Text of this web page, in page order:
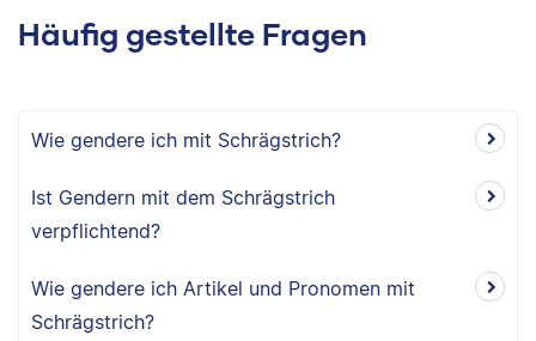
Häufig gestellte Fragen
Wie gendere ich mit Schrägstrich?
Ist Gendern mit dem Schrägstrich
verpflichtend?
Wie gendere ich Artikel und Pronomen mit
Schrägstrich?